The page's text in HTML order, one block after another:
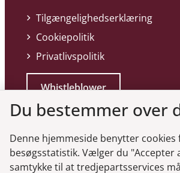
Tilgængelighedserklæring
Cookiepolitik
Privatlivspolitik
Whistleblower
Du bestemmer over
Denne hjemmeside benytter
besøgsstatistik. Vælger du "Accepter
samtykke til at tredjepartsservices